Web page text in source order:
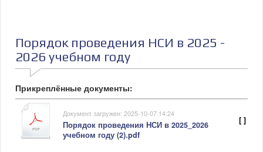
Порядок проведения НСИ в 2025 -
2026 учебном году
Прикреплённые документы:
Документ загружен: 2025-10-07 14:24
Порядок проведения НСИ в 2025_2026
учебном году (2).pdf
[ ]